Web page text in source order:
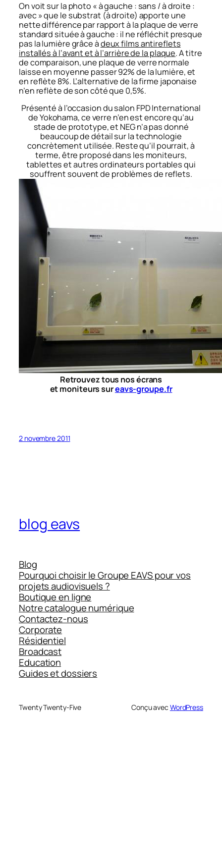
On voit sur la photo « à gauche : sans / à droite :
avec » que le substrat (à droite) apporte une
nette différence par rapport à la plaque de verre
standard située à gauche : il ne réfléchit presque
pas la lumière grâce àdeux films antireflets
installés à l’avant et à l’arrière de la plaque. A titre
de comparaison, une plaque de verre normale
laisse en moyenne passer 92% de la lumière, et
en reflète 8%. L’alternative de la firme japonaise
n’en reflète de son côté que 0,5%.
Présenté à l’occasion du salon FPD International
de Yokohama, ce verre n’en est encore qu’au
stade de prototype, et NEG n’a pas donné
beaucoup de détail sur la technologie
concrètement utilisée. Reste qu’il pourrait, à
terme, être proposé dans les moniteurs,
tablettes et autres ordinateurs portables qui
souffrent souvent de problèmes de reflets.
Retrouvez tous nos écrans
etmoniteurs sureavs-groupe.fr
2 novembre 2011
blog eavs
Blog
Pourquoi choisir le Groupe EAVS pour vos
projets audiovisuels ?
Boutique en ligne
Notre catalogue numérique
Contactez-nous
Corporate
Résidentiel
Broadcast
Education
Guides et dossiers
Twenty Twenty-Five Conçu avec WordPress